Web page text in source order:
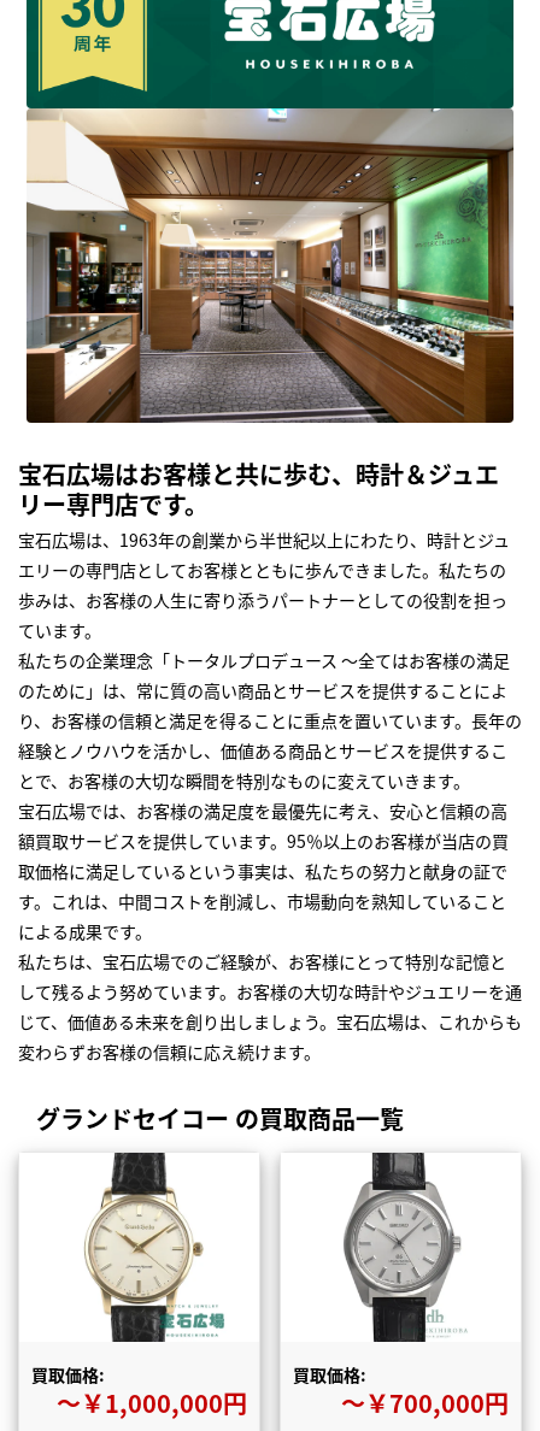
宝石広場はお客様と共に歩む、時計＆ジュエ
リー専門店です。
宝石広場は、1963年の創業から半世紀以上にわたり、時計とジュ
エリーの専門店としてお客様とともに歩んできました。私たちの
歩みは、お客様の人生に寄り添うパートナーとしての役割を担っ
ています。
私たちの企業理念「トータルプロデュース ～全てはお客様の満足
のために」は、常に質の高い商品とサービスを提供することによ
り、お客様の信頼と満足を得ることに重点を置いています。長年の
経験とノウハウを活かし、価値ある商品とサービスを提供するこ
とで、お客様の大切な瞬間を特別なものに変えていきます。
宝石広場では、お客様の満足度を最優先に考え、安心と信頼の高
額買取サービスを提供しています。95％以上のお客様が当店の買
取価格に満足しているという事実は、私たちの努力と献身の証で
す。これは、中間コストを削減し、市場動向を熟知していること
による成果です。
私たちは、宝石広場でのご経験が、お客様にとって特別な記憶と
して残るよう努めています。お客様の大切な時計やジュエリーを通
じて、価値ある未来を創り出しましょう。宝石広場は、これからも
変わらずお客様の信頼に応え続けます。
グランドセイコー の買取商品一覧
買取価格:
〜￥1,000,000円
買取価格:
〜￥700,000円